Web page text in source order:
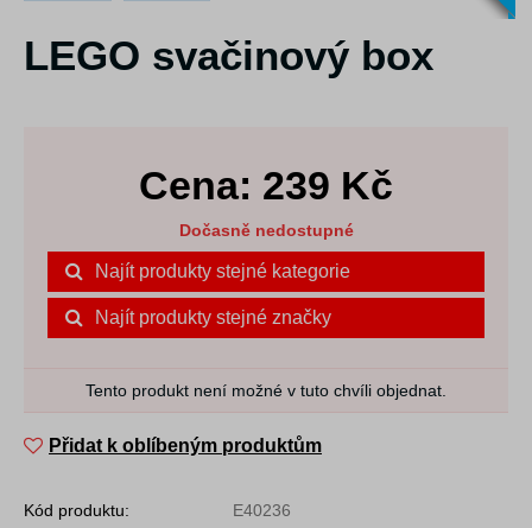
LEGO svačinový box
Cena: 239 Kč
Dočasně nedostupné
Najít produkty stejné kategorie
Najít produkty stejné značky
Tento produkt není možné v tuto chvíli objednat.
Přidat k oblíbeným produktům
Kód produktu:
E40236